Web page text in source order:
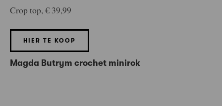
Crop top, € 39,99
HIER TE KOOP
Magda Butrym crochet minirok